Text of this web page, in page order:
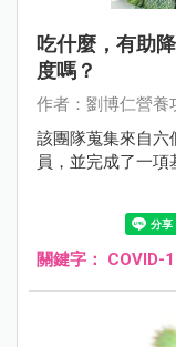
吃什麼，有助
度嗎？
作者：劉博仁營養
該團隊蒐集來自六
員，並完成了一項
關鍵字： COVID-